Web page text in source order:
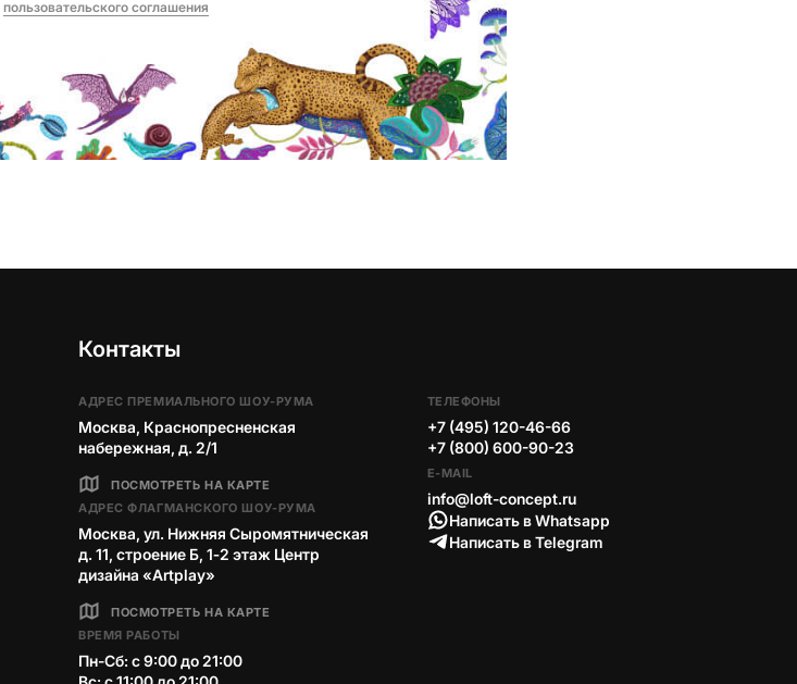
пользовательского соглашения
Контакты
АДРЕС ПРЕМИАЛЬНОГО ШОУ-РУМА
Москва, Краснопресненская
набережная, д. 2/1
ПОСМОТРЕТЬ НА КАРТЕ
АДРЕС ФЛАГМАНСКОГО ШОУ-РУМА
Москва, ул. Нижняя Сыромятническая
д. 11, строение Б, 1‑2 этаж Центр
дизайна «Artplay»
ПОСМОТРЕТЬ НА КАРТЕ
ВРЕМЯ РАБОТЫ
Пн-Сб: с 9:00 до 21:00
ТЕЛЕФОНЫ
+7 (495) 120-46-66
+7 (800) 600-90-23
E-MAIL
info@loft-concept.ru
Написать в Whatsapp
Написать в Telegram